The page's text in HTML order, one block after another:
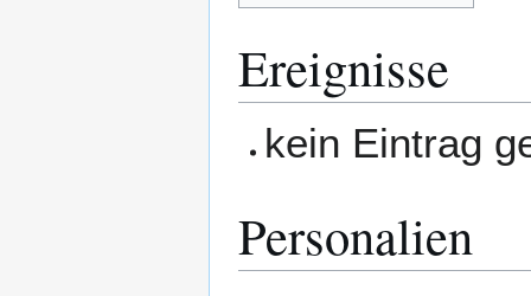
Ereignisse
kein Eintrag
Personalien